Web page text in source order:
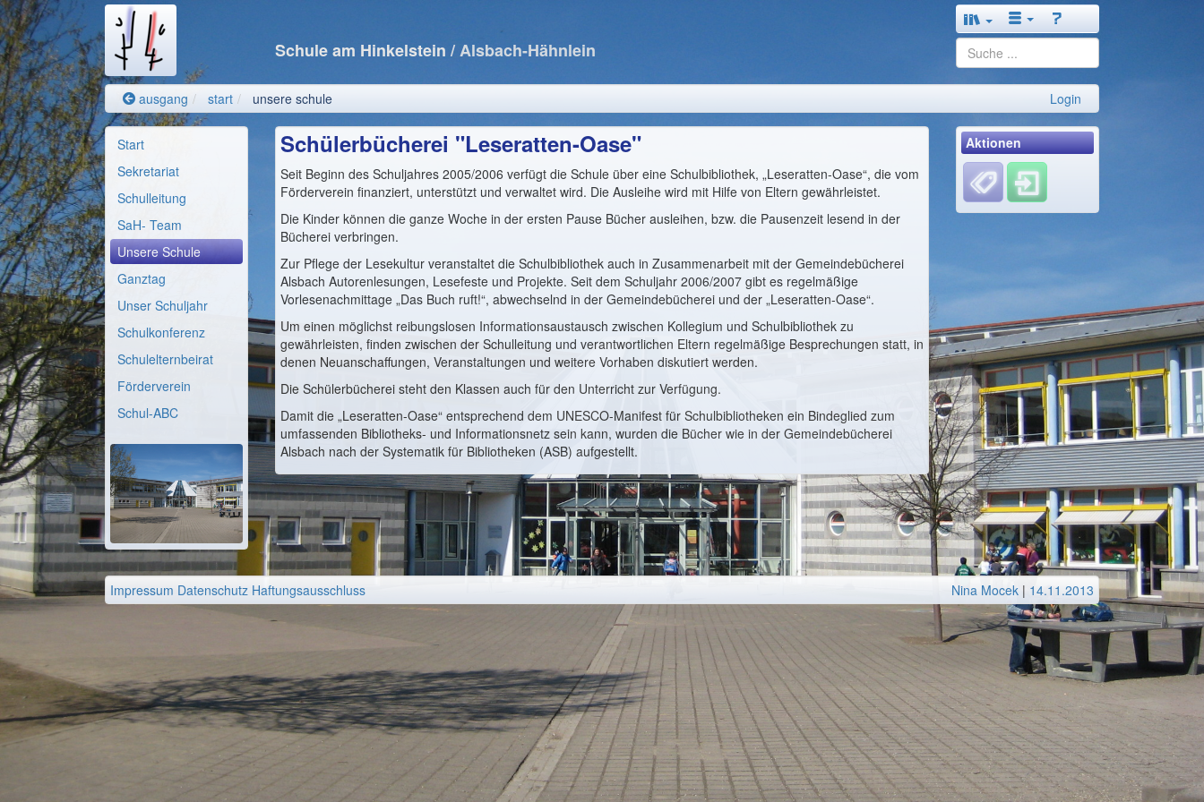
Schule am Hinkelstein / Alsbach-Hähnlein
ausgang start unsere schule Login
Start
Sekretariat
Schulleitung
SaH- Team
Unsere Schule
Ganztag
Unser Schuljahr
Schulkonferenz
Schulelternbeirat
Förderverein
Schul-ABC
Schülerbücherei "Leseratten-Oase"
Seit Beginn des Schuljahres 2005/2006 verfügt die Schule über eine Schulbibliothek, „Leseratten-Oase“, die vom
Förderverein finanziert, unterstützt und verwaltet wird. Die Ausleihe wird mit Hilfe von Eltern gewährleistet.
Die Kinder können die ganze Woche in der ersten Pause Bücher ausleihen, bzw. die Pausenzeit lesend in der
Bücherei verbringen.
Zur Pflege der Lesekultur veranstaltet die Schulbibliothek auch in Zusammenarbeit mit der Gemeindebücherei
Alsbach Autorenlesungen, Lesefeste und Projekte. Seit dem Schuljahr 2006/2007 gibt es regelmäßige
Vorlesenachmittage „Das Buch ruft!“, abwechselnd in der Gemeindebücherei und der „Leseratten-Oase“.
Um einen möglichst reibungslosen Informationsaustausch zwischen Kollegium und Schulbibliothek zu
gewährleisten, finden zwischen der Schulleitung und verantwortlichen Eltern regelmäßige Besprechungen statt, in
denen Neuanschaffungen, Veranstaltungen und weitere Vorhaben diskutiert werden.
Die Schülerbücherei steht den Klassen auch für den Unterricht zur Verfügung.
Damit die „Leseratten-Oase“ entsprechend dem UNESCO-Manifest für Schulbibliotheken ein Bindeglied zum
umfassenden Bibliotheks- und Informationsnetz sein kann, wurden die Bücher wie in der Gemeindebücherei
Alsbach nach der Systematik für Bibliotheken (ASB) aufgestellt.
Aktionen
Impressum Datenschutz Haftungsausschluss Nina Mocek | 14.11.2013